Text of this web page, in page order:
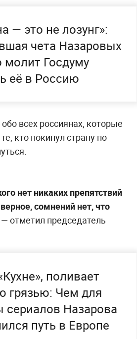
— это не лозунг»:
чета Назаровых
молит Госдуму
её в Россию
всех россиянах, которые
кто покинул страну по
нет никаких препятствий
сомнений нет, что
— отметил председатель
поливает
грязью: Чем для
сериалов Назарова
путь в Европе